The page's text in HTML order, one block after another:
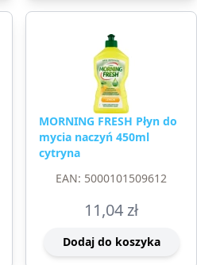
MORNING FRESH Płyn do
mycia naczyń 450ml
cytryna
EAN: 5000101509612
11,04zł
Dodaj do koszyka